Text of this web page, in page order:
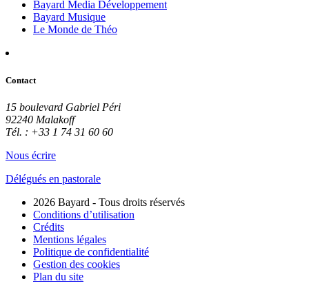
Bayard Media Développement
Bayard Musique
Le Monde de Théo
Contact
15 boulevard Gabriel Péri
92240 Malakoff
Tél. : +33 1 74 31 60 60
Nous écrire
Délégués en pastorale
2026 Bayard - Tous droits réservés
Conditions d’utilisation
Crédits
Mentions légales
Politique de confidentialité
Gestion des cookies
Plan du site